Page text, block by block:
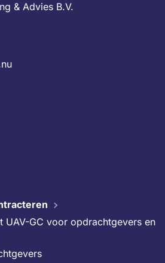
& Advies B.V.
UAV-GC voor opdrachtgevers en